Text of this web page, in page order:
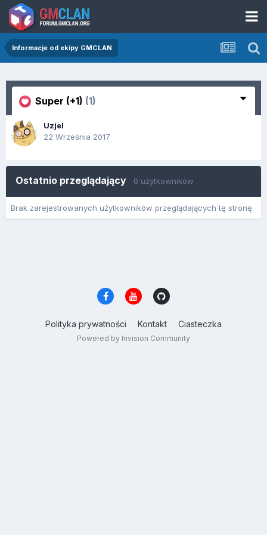
Informacje od ekipy GMCLAN
Super (+1) (1)
Uzjel
22 Września 2017
Ostatnio przeglądający 0 użytkowników
Brak zarejestrowanych użytkowników przeglądających tę stronę.
Polityka prywatności Kontakt Ciasteczka
Powered by Invision Community